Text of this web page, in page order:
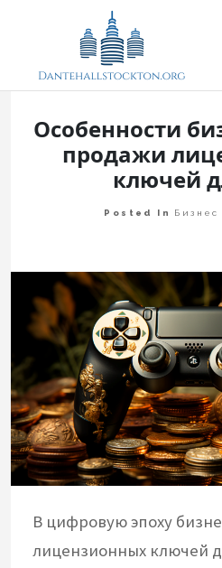
Особенности
продажи
ключей
Posted In Бизнес
В цифровую эпоху
лицензионных ключей